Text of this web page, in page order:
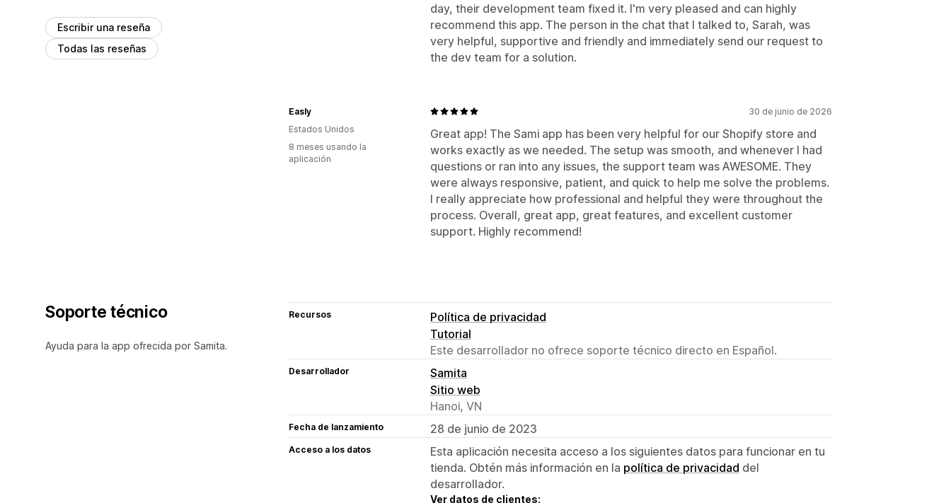
Escribir una reseña
Todas las reseñas
day, their development team fixed it. I'm very pleased and can highly
recommend this app. The person in the chat that I talked to, Sarah, was
very helpful, supportive and friendly and immediately send our request to
the dev team for a solution.
30 de junio de 2026
Great app! The Sami app has been very helpful for our Shopify store and
works exactly as we needed. The setup was smooth, and whenever I had
questions or ran into any issues, the support team was AWESOME. They
were always responsive, patient, and quick to help me solve the problems.
I really appreciate how professional and helpful they were throughout the
process. Overall, great app, great features, and excellent customer
support. Highly recommend!
Easly
Estados Unidos
8 meses usando la
aplicación
Soporte técnico
Ayuda para la app ofrecida por Samita.
Recursos
Política de privacidad
Tutorial
Este desarrollador no ofrece soporte técnico directo en Español.
Desarrollador
Samita
Sitio web
Hanoi, VN
Fecha de lanzamiento 28 de junio de 2023
Acceso a los datos
Esta aplicación necesita acceso a los siguientes datos para funcionar en tu
tienda. Obtén más información en la política de privacidad del
desarrollador.
Ver datos de clientes: